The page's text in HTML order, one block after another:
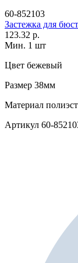
60-852103
Застежка для
123.32 р.
Мин. 1 шт
Цвет бежевый
Размер 38мм
Материал
Артикул 60-